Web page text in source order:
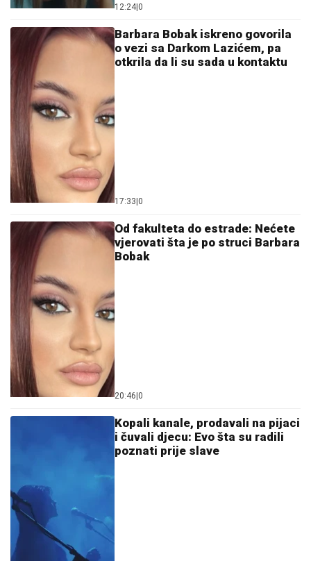
12:24 0
Barbara Bobak iskreno govorila
o vezi sa Darkom Lazićem, pa
otkrila da li su sada u kontaktu
17:33 0
Od fakulteta do estrade: Nećete
vjerovati šta je po struci Barbara
Bobak
20:46 0
Kopali kanale, prodavali na pijaci
i čuvali djecu: Evo šta su radili
poznati prije slave